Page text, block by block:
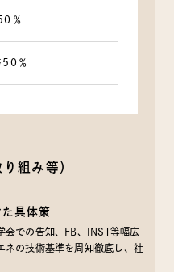
％
50％
組み等）
た具体策
会での告知、FB、INST等幅広
ネの技術基準を周知徹底し、社